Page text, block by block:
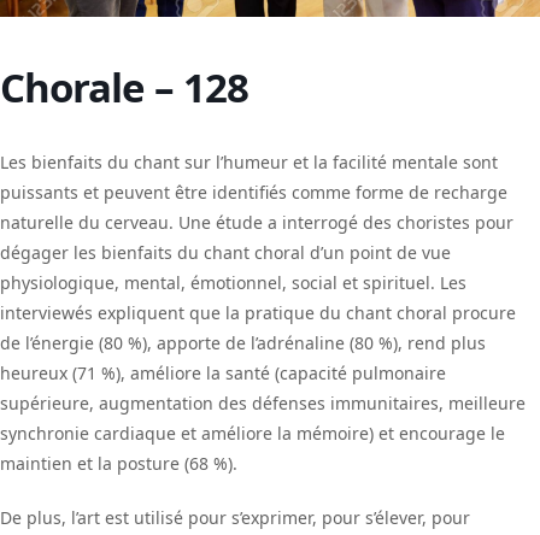
Chorale – 128
Les bienfaits du chant sur l’humeur et la facilité mentale sont
puissants et peuvent être identifiés comme forme de recharge
naturelle du cerveau. Une étude a interrogé des choristes pour
dégager les bienfaits du chant choral d’un point de vue
physiologique, mental, émotionnel, social et spirituel. Les
interviewés expliquent que la pratique du chant choral procure
de l’énergie (80 %), apporte de l’adrénaline (80 %), rend plus
heureux (71 %), améliore la santé (capacité pulmonaire
supérieure, augmentation des défenses immunitaires, meilleure
synchronie cardiaque et améliore la mémoire) et encourage le
maintien et la posture (68 %).
De plus, l’art est utilisé pour s’exprimer, pour s’élever, pour